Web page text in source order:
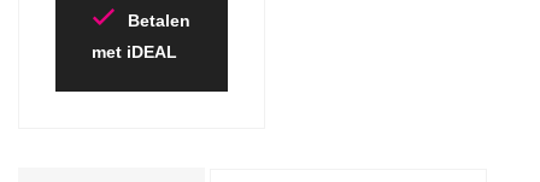
Betalen
met iDEAL